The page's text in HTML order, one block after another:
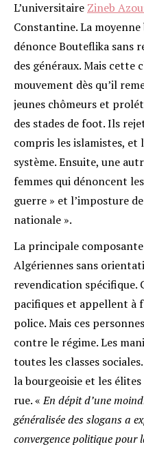
L’universitaire Zineb
Constantine. La
dénonce Bouteflika sans
des généraux. Mais cette
mouvement dès qu’il
jeunes chômeurs et
des stades de foot. Ils
compris les islamistes,
système. Ensuite, une
femmes qui dénoncent
guerre » et l’imposture
nationale ».
La principale
Algériennes sans
revendication spécifique.
pacifiques et appellent à
police. Mais ces
contre le régime. Les
toutes les classes
la bourgeoisie et les
rue. «En dépit d’une
généralisée des slogans a
convergence politique pour